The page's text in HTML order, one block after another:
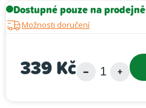
Dostupné pouze na prodejně
Možnosti doručení
339 Kč